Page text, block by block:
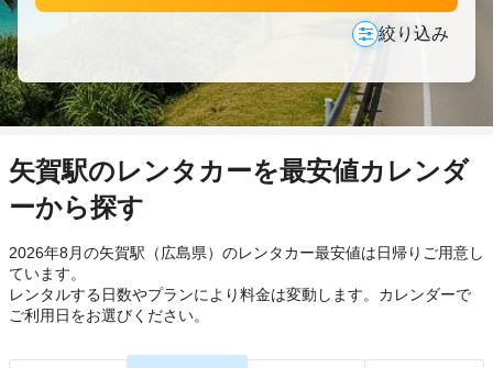
絞り込み
矢賀駅のレンタカーを最安値カレンダ
ーから探す
2026年8月の矢賀駅（広島県）のレンタカー最安値は日帰り ご用意し
ています。
レンタルする日数やプランにより料金は変動します。カレンダーで
ご利用日をお選びください。